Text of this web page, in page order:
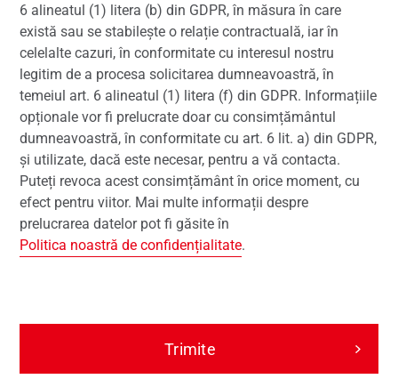
6 alineatul (1) litera (b) din GDPR, în măsura în care
există sau se stabilește o relație contractuală, iar în
celelalte cazuri, în conformitate cu interesul nostru
legitim de a procesa solicitarea dumneavoastră, în
temeiul art. 6 alineatul (1) litera (f) din GDPR. Informațiile
opționale vor fi prelucrate doar cu consimțământul
dumneavoastră, în conformitate cu art. 6 lit. a) din GDPR,
și utilizate, dacă este necesar, pentru a vă contacta.
Puteți revoca acest consimțământ în orice moment, cu
efect pentru viitor. Mai multe informații despre
prelucrarea datelor pot fi găsite în
Politica noastră de confidențialitate.
Trimite